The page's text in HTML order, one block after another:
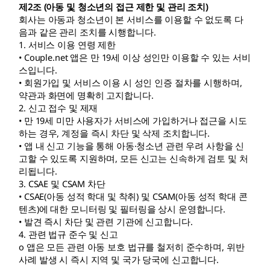
제2조 (아동 및 청소년의 접근 제한 및 관리 조치)
회사는 아동과 청소년이 본 서비스를 이용할 수 없도록 다
음과 같은 관리 조치를 시행합니다.
1. 서비스 이용 연령 제한
• Couple.net 앱은 만 19세 이상 성인만 이용할 수 있는 서비
스입니다.
• 회원가입 및 서비스 이용 시 성인 인증 절차를 시행하며,
약관과 화면에 명확히 고지합니다.
2. 신고 접수 및 제재
• 만 19세 미만 사용자가 서비스에 가입하거나 접근을 시도
하는 경우, 계정을 즉시 차단 및 삭제 조치합니다.
• 앱 내 신고 기능을 통해 아동·청소년 관련 우려 사항을 신
고할 수 있도록 지원하며, 모든 신고는 신속하게 검토 및 처
리됩니다.
3. CSAE 및 CSAM 차단
• CSAE(아동 성적 학대 및 착취) 및 CSAM(아동 성적 학대 콘
텐츠)에 대한 모니터링 및 필터링을 상시 운영합니다.
• 발견 즉시 차단 및 관련 기관에 신고합니다.
4. 관련 법규 준수 및 신고
o 앱은 모든 관련 아동 보호 법규를 철저히 준수하며, 위반
사례 발생 시 즉시 지역 및 국가 당국에 신고합니다.